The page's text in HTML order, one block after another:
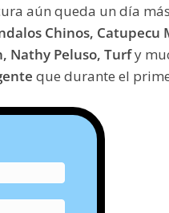
aún queda un día
Chinos, Catupecu
Nathy Peluso, Turfy
que durante el